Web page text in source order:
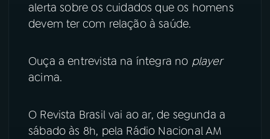
06VIDEOCASTS
ACOMPANHE A RÁDIO NACIONAL
alerta sobre os cuidados que os homens
devem ter com relação à saúde.
Ouça a entrevista na íntegra no player
acima.
O Revista Brasil vai ao ar, de segunda a
sábado às 8h, pela Rádio Nacional AM